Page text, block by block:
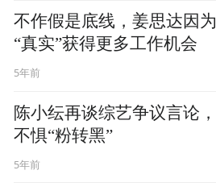
不作假是底线，姜思达因为
“真实”获得更多工作机会
5年前
陈小纭再谈综艺争议言论，
不惧“粉转黑”
5年前